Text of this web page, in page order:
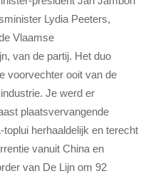
Lydia Peeters,
Vlaamse
van de partij. Het duo
voorvechter ooit van de
Je werd er
plaatsvervangende
herhaaldelijk en terecht
vanuit China en
van De Lijn om 92